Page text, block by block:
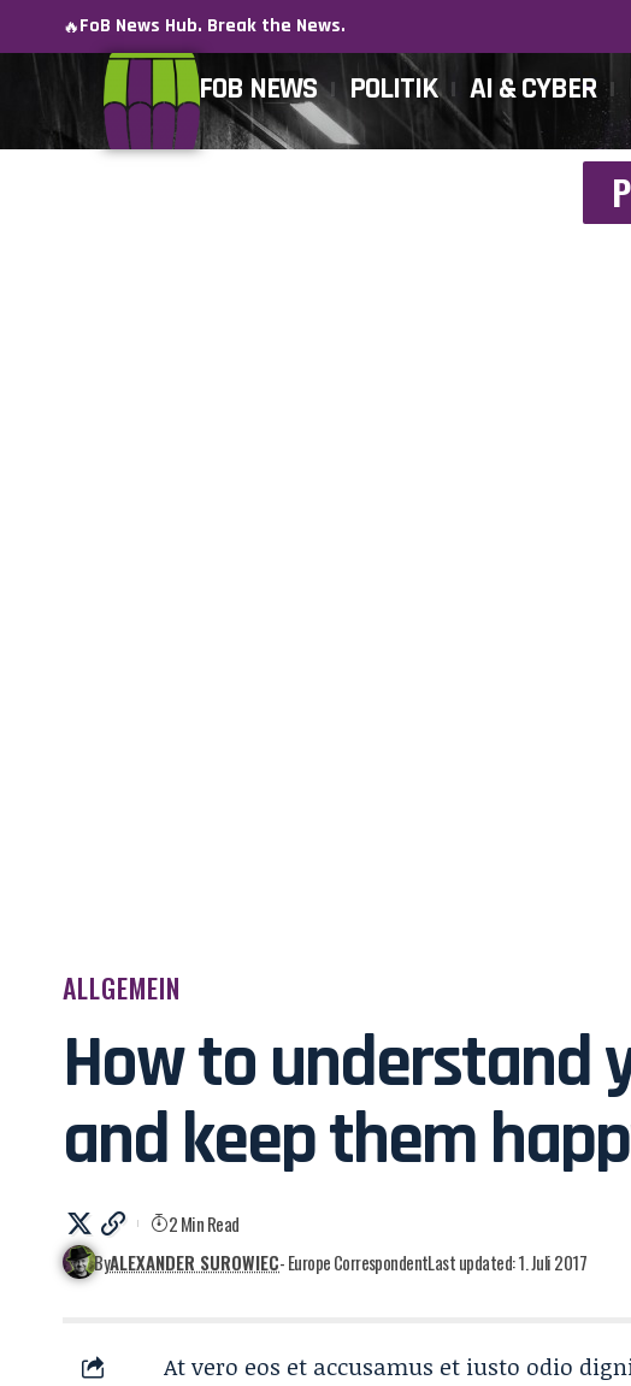
🔥FoB News Hub. Break the News.
FOB NEWS POLITIK AI & CYBER
ALLGEMEIN
How to understand
and keep them
ByALEXANDER SUROWIEC- Europe CorrespondentLast updated: 1. Juli 2017
2 Min Read
At vero eos et accusamus et iusto odio